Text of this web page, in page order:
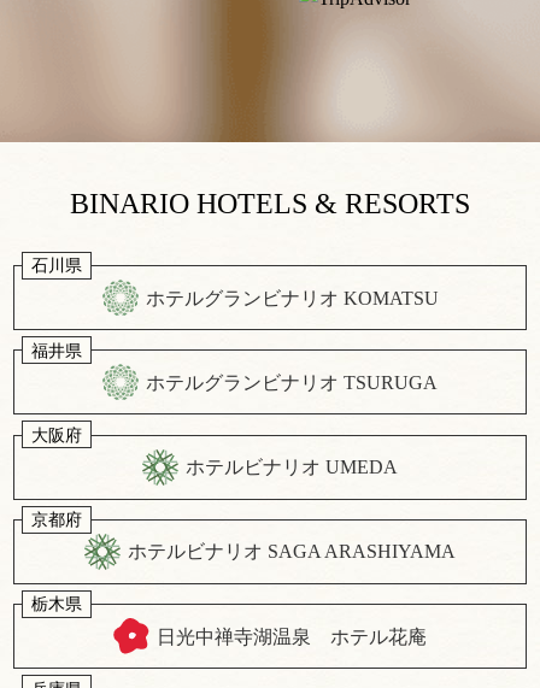
BINARIO HOTELS & RESORTS
石川県
ホテルグランビナリオ KOMATSU
福井県
ホテルグランビナリオ TSURUGA
大阪府
ホテルビナリオ UMEDA
京都府
ホテルビナリオ SAGA ARASHIYAMA
栃木県
日光中禅寺湖温泉 ホテル花庵